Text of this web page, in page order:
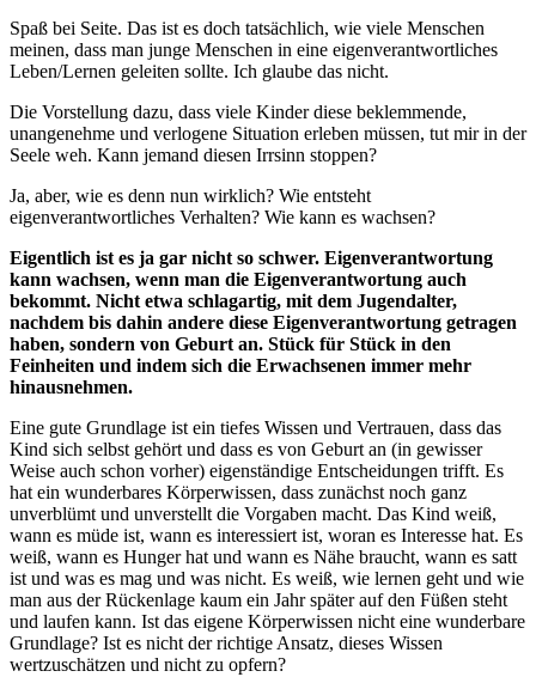
Spaß bei Seite. Das ist es doch tatsächlich, wie viele Menschen
meinen, dass man junge Menschen in eine eigenverantwortliches
Leben/Lernen geleiten sollte. Ich glaube das nicht.
Die Vorstellung dazu, dass viele Kinder diese beklemmende,
unangenehme und verlogene Situation erleben müssen, tut mir in der
Seele weh. Kann jemand diesen Irrsinn stoppen?
Ja, aber, wie es denn nun wirklich? Wie entsteht
eigenverantwortliches Verhalten? Wie kann es wachsen?
Eigentlich ist es ja gar nicht so schwer. Eigenverantwortung
kann wachsen, wenn man die Eigenverantwortung auch
bekommt. Nicht etwa schlagartig, mit dem Jugendalter,
nachdem bis dahin andere diese Eigenverantwortung getragen
haben, sondern von Geburt an. Stück für Stück in den
Feinheiten und indem sich die Erwachsenen immer mehr
hinausnehmen.
Eine gute Grundlage ist ein tiefes Wissen und Vertrauen, dass das
Kind sich selbst gehört und dass es von Geburt an (in gewisser
Weise auch schon vorher) eigenständige Entscheidungen trifft. Es
hat ein wunderbares Körperwissen, dass zunächst noch ganz
unverblümt und unverstellt die Vorgaben macht. Das Kind weiß,
wann es müde ist, wann es interessiert ist, woran es Interesse hat. Es
weiß, wann es Hunger hat und wann es Nähe braucht, wann es satt
ist und was es mag und was nicht. Es weiß, wie lernen geht und wie
man aus der Rückenlage kaum ein Jahr später auf den Füßen steht
und laufen kann. Ist das eigene Körperwissen nicht eine wunderbare
Grundlage? Ist es nicht der richtige Ansatz, dieses Wissen
wertzuschätzen und nicht zu opfern?